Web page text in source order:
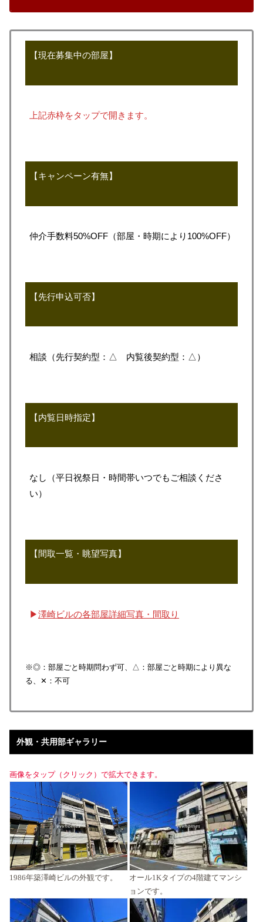
【現在募集中の部屋】
上記赤枠をタップで開きます。
【キャンペーン有無】
仲介手数料50%OFF（部屋・時期により100%OFF）
【先行申込可否】
相談（先行契約型：△ 内覧後契約型：△）
【内覧日時指定】
なし（平日祝祭日・時間帯いつでもご相談くださ
い）
【間取一覧・眺望写真】
▶澤崎ビルの各部屋詳細写真・間取り
※◎：部屋ごと時期問わず可、△：部屋ごと時期により異な
る、✕：不可
外観・共用部ギャラリー
画像をタップ（クリック）で拡大できます。
1986年築澤崎ビルの外観です。
オール1Kタイプの4階建てマンシ
ョンです。